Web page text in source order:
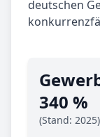
deutschen
340 %
(Stand: 2025)